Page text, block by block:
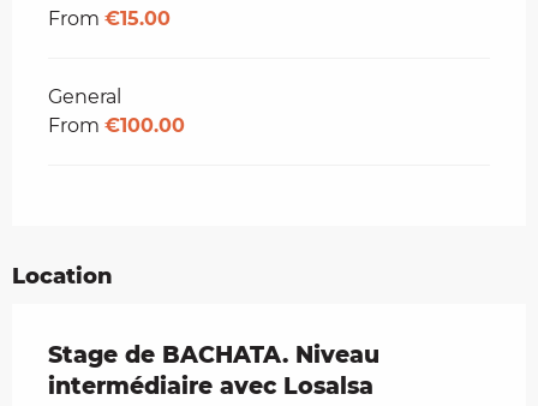
From €15.00
General
From €100.00
Location
Stage de BACHATA. Niveau
intermédiaire avec Losalsa